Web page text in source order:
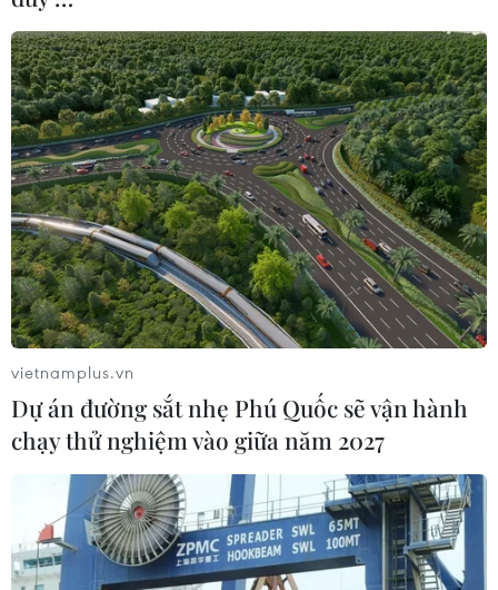
vietnamplus.vn
Dự án đường sắt nhẹ Phú Quốc sẽ vận hành
chạy thử nghiệm vào giữa năm 2027